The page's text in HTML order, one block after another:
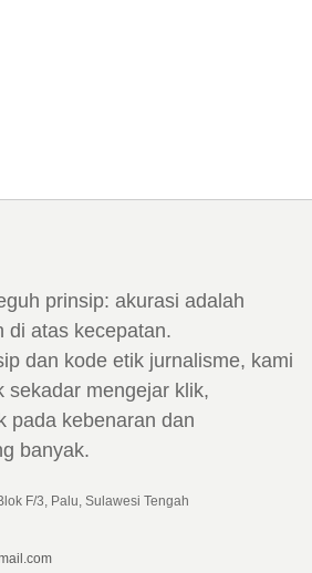
prinsip: akurasi adalah
di atas kecepatan.
dan kode etik jurnalisme, kami
sekadar mengejar klik,
pada kebenaran dan
banyak.
F/3, Palu, Sulawesi Tengah